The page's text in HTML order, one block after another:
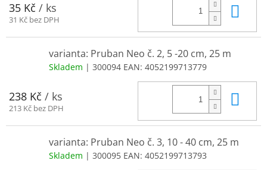
35 Kč / ks
31 Kč bez DPH
varianta: Pruban Neo č. 2, 5 -20 cm, 25 m
Skladem | 300094 EAN: 4052199713779
238 Kč / ks
213 Kč bez DPH
varianta: Pruban Neo č. 3, 10 - 40 cm, 25 m
Skladem | 300095 EAN: 4052199713793